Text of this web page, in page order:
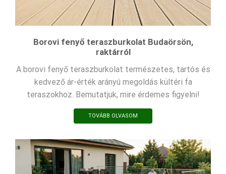
Borovi fenyő teraszburkolat Budaörsön,
raktárról
A borovi fenyő teraszburkolat természetes, tartós és
kedvező ár-érték arányú megoldás kültéri fa
teraszokhoz. Bemutatjuk, mire érdemes figyelni!
TOVÁBB OLVASOM